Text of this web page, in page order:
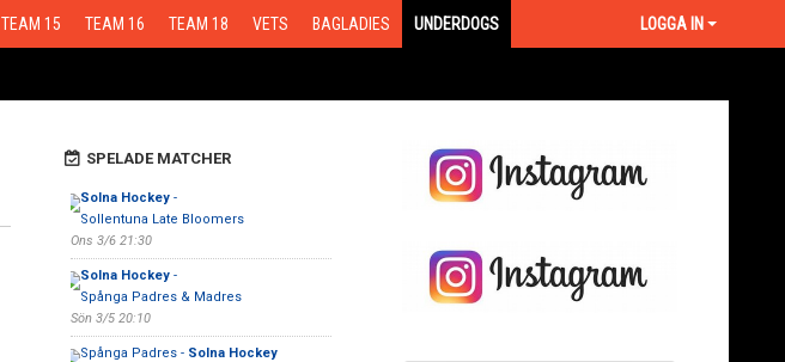
TEAM 15 TEAM 16 TEAM 18 VETS BAGLADIES UNDERDOGS LOGGA IN
SPELADE MATCHER
Solna Hockey-
Sollentuna Late Bloomers
Ons 3/6 21:30
Solna Hockey-
Spånga Padres & Madres
Sön 3/5 20:10
Spånga Padres - Solna Hockey